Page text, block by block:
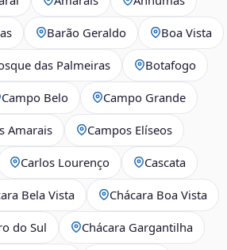
Barão Geraldo Boa Vista
das Palmeiras Botafogo
Campo Belo Campo Grande
Amarais Campos Elíseos
Carlos Lourenço Cascata
Bela Vista Chácara Boa Vista
do Sul Chácara Gargantilha